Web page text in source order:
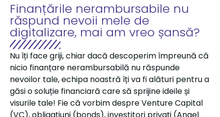
Finanțările nerambursabile nu
răspund nevoii mele de
digitalizare, mai am vreo șansă?
Nu îți face griji, chiar dacă descoperim împreună că
nicio finanțare nerambursabilă nu răspunde
nevoilor tale, echipa noastră îți va fi alături pentru a
găsi o soluție financiară care să sprijine ideile și
visurile tale! Fie că vorbim despre Venture Capital